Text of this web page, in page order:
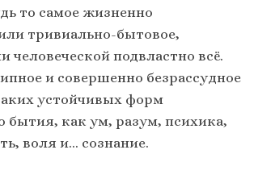
то самое жизненно
тривиально-бытовое,
человеческой подвластно всё.
и совершенно безрассудное
устойчивых форм
бытия, как ум, разум, психика,
воля и… сознание.